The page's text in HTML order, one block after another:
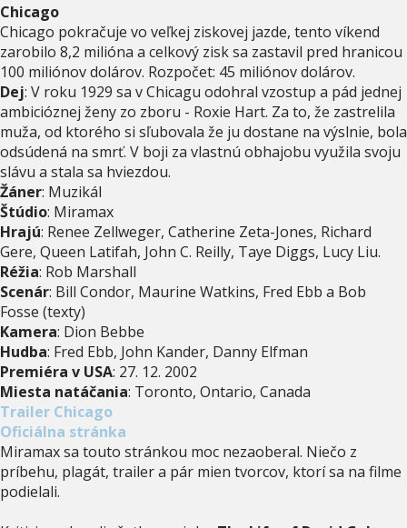
Chicago
Chicago pokračuje vo veľkej ziskovej jazde, tento víkend
zarobilo 8,2 milióna a celkový zisk sa zastavil pred hranicou
100 miliónov dolárov. Rozpočet: 45 miliónov dolárov.
Dej: V roku 1929 sa v Chicagu odohral vzostup a pád jednej
ambicióznej ženy zo zboru - Roxie Hart. Za to, že zastrelila
muža, od ktorého si sľubovala že ju dostane na výslnie, bola
odsúdená na smrť. V boji za vlastnú obhajobu využila svoju
slávu a stala sa hviezdou.
Žáner: Muzikál
Štúdio: Miramax
Hrajú: Renee Zellweger, Catherine Zeta-Jones, Richard
Gere, Queen Latifah, John C. Reilly, Taye Diggs, Lucy Liu.
Réžia: Rob Marshall
Scenár: Bill Condor, Maurine Watkins, Fred Ebb a Bob
Fosse (texty)
Kamera: Dion Bebbe
Hudba: Fred Ebb, John Kander, Danny Elfman
Premiéra v USA: 27. 12. 2002
Miesta natáčania: Toronto, Ontario, Canada
Trailer Chicago
Oficiálna stránka
Miramax sa touto stránkou moc nezaoberal. Niečo z
príbehu, plagát, trailer a pár mien tvorcov, ktorí sa na filme
podielali.